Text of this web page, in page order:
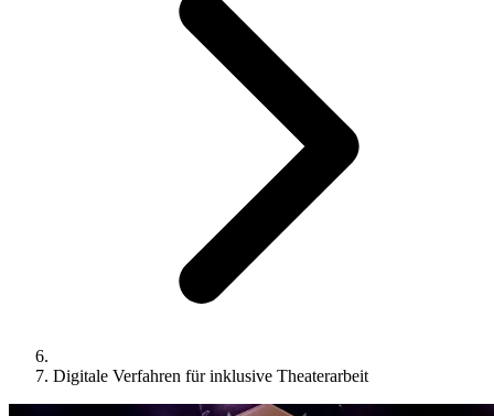
Digitale Verfahren für inklusive Theaterarbeit